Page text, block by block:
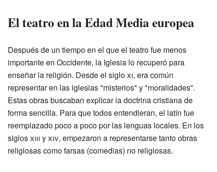
El teatro en la Edad Media europea
Después de un tiempo en el que el teatro fue menos
importante en Occidente, la Iglesia lo recuperó para
enseñar la religión. Desde el sigloxi, era común
representar en las iglesias "misterios" y "moralidades".
Estas obras buscaban explicar la doctrina cristiana de
forma sencilla. Para que todos entendieran, el latín fue
reemplazado poco a poco por las lenguas locales. En los
siglosxiii yxiv, empezaron a representarse tanto obras
religiosas como farsas (comedias) no religiosas.